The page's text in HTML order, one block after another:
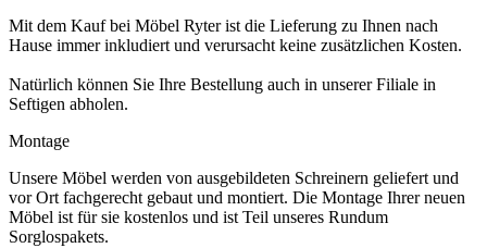
Mit dem Kauf bei Möbel Ryter ist die Lieferung zu Ihnen nach
Hause immer inkludiert und verursacht keine zusätzlichen Kosten.
Natürlich können Sie Ihre Bestellung auch in unserer Filiale in
Seftigen abholen.
Montage
Unsere Möbel werden von ausgebildeten Schreinern geliefert und
vor Ort fachgerecht gebaut und montiert. Die Montage Ihrer neuen
Möbel ist für sie kostenlos und ist Teil unseres Rundum
Sorglospakets.